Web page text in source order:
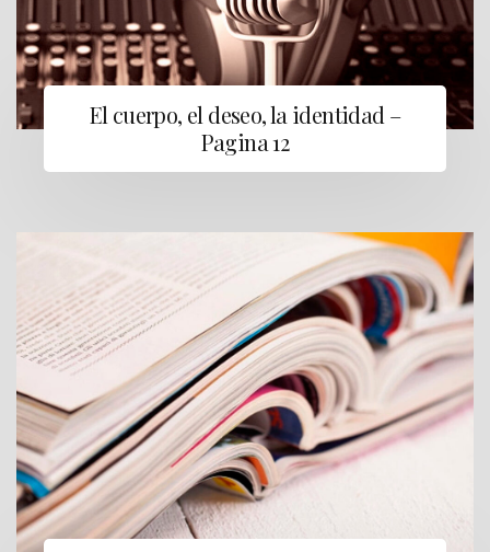
El cuerpo, el deseo, la identidad –
Pagina 12